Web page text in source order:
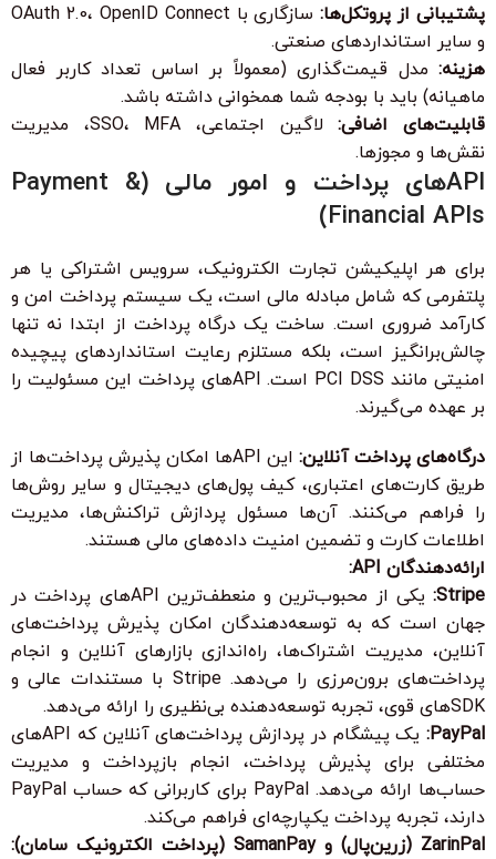
پشتیبانی از پروتکل‌ها:
سازگاری با OAuth 2.0، OpenID Connect
و سایر استانداردهای صنعتی.
هزینه: مدل قیمت‌گذاری (معمولاً بر اساس تعداد کاربر فعال
ماهیانه) باید با بودجه شما همخوانی داشته باشد.
قابلیت‌های اضافی:
لاگین اجتماعی، SSO، MFA، مدیریت
نقش‌ها و مجوزها.
APIهای پرداخت و امور مالی (Payment &
Financial APIs)
برای هر اپلیکیشن تجارت الکترونیک، سرویس اشتراکی یا هر
پلتفرمی که شامل مبادله مالی است، یک سیستم پرداخت امن و
کارآمد ضروری است. ساخت یک درگاه پرداخت از ابتدا نه تنها
چالش‌برانگیز است، بلکه مستلزم رعایت استانداردهای پیچیده
امنیتی مانند PCI DSS است. APIهای پرداخت این مسئولیت را
بر عهده می‌گیرند.
درگاه‌های پرداخت آنلاین:
این APIها امکان پذیرش پرداخت‌ها از
طریق کارت‌های اعتباری، کیف پول‌های دیجیتال و سایر روش‌ها
را فراهم می‌کنند. آن‌ها مسئول پردازش تراکنش‌ها، مدیریت
اطلاعات کارت و تضمین امنیت داده‌های مالی هستند.
ارائه‌دهندگان API:
Stripe:
یکی از محبوب‌ترین و منعطف‌ترین APIهای پرداخت در
جهان است که به توسعه‌دهندگان امکان پذیرش پرداخت‌های
آنلاین، مدیریت اشتراک‌ها، راه‌اندازی بازارهای آنلاین و انجام
پرداخت‌های برون‌مرزی را می‌دهد. Stripe با مستندات عالی و
SDKهای قوی، تجربه توسعه‌دهنده بی‌نظیری را ارائه می‌دهد.
PayPal:
یک پیشگام در پردازش پرداخت‌های آنلاین که APIهای
مختلفی برای پذیرش پرداخت، انجام بازپرداخت و مدیریت
حساب‌ها ارائه می‌دهد. PayPal برای کاربرانی که حساب PayPal
دارند، تجربه پرداخت یکپارچه‌ای فراهم می‌کند.
ZarinPal (زرین‌پال) و SamanPay (پرداخت الکترونیک سامان):